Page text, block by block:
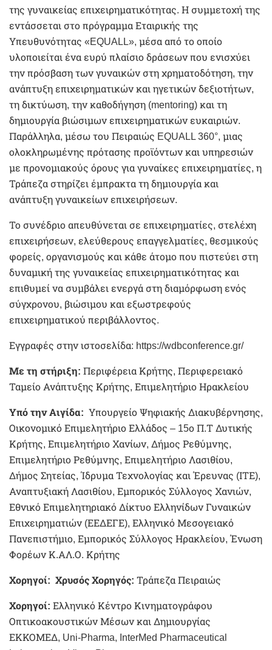
της γυναικείας επιχειρηματικότητας. Η συμμετοχή της
εντάσσεται στο πρόγραμμα Εταιρικής της
Υπευθυνότητας «EQUALL», μέσα από το οποίο
υλοποιείται ένα ευρύ πλαίσιο δράσεων που ενισχύει
την πρόσβαση των γυναικών στη χρηματοδότηση, την
ανάπτυξη επιχειρηματικών και ηγετικών δεξιοτήτων,
τη δικτύωση, την καθοδήγηση (mentoring) και τη
δημιουργία βιώσιμων επιχειρηματικών ευκαιριών.
Παράλληλα, μέσω του Πειραιώς EQUALL 360°, μιας
ολοκληρωμένης πρότασης προϊόντων και υπηρεσιών
με προνομιακούς όρους για γυναίκες επιχειρηματίες, η
Τράπεζα στηρίζει έμπρακτα τη δημιουργία και
ανάπτυξη γυναικείων επιχειρήσεων.
Το συνέδριο απευθύνεται σε επιχειρηματίες, στελέχη
επιχειρήσεων, ελεύθερους επαγγελματίες, θεσμικούς
φορείς, οργανισμούς και κάθε άτομο που πιστεύει στη
δυναμική της γυναικείας επιχειρηματικότητας και
επιθυμεί να συμβάλει ενεργά στη διαμόρφωση ενός
σύγχρονου, βιώσιμου και εξωστρεφούς
επιχειρηματικού περιβάλλοντος.
Εγγραφές στην ιστοσελίδα: https://wdbconference.gr/
Με τη στήριξη: Περιφέρεια Κρήτης, Περιφερειακό
Ταμείο Ανάπτυξης Κρήτης, Επιμελητήριο Ηρακλείου
Υπό την Αιγίδα: Υπουργείο Ψηφιακής Διακυβέρνησης,
Οικονομικό Επιμελητήριο Ελλάδος – 15ο Π.Τ Δυτικής
Κρήτης, Επιμελητήριο Χανίων, Δήμος Ρεθύμνης,
Επιμελητήριο Ρεθύμνης, Επιμελητήριο Λασιθίου,
Δήμος Σητείας, Ίδρυμα Τεχνολογίας και Έρευνας (ΙΤΕ),
Αναπτυξιακή Λασιθίου, Εμπορικός Σύλλογος Χανιών,
Εθνικό Επιμελητηριακό Δίκτυο Ελληνίδων Γυναικών
Επιχειρηματιών (ΕΕΔΕΓΕ), Ελληνικό Μεσογειακό
Πανεπιστήμιο, Εμπορικός Σύλλογος Ηρακλείου, Ένωση
Φορέων Κ.ΑΛ.Ο. Κρήτης
Χορηγοί: Χρυσός Χορηγός: Τράπεζα Πειραιώς
Χορηγοί: Ελληνικό Κέντρο Κινηματογράφου
Οπτικοακουστικών Μέσων και Δημιουργίας
ΕΚΚΟΜΕΔ, Uni-Pharma, InterMed Pharmaceutical